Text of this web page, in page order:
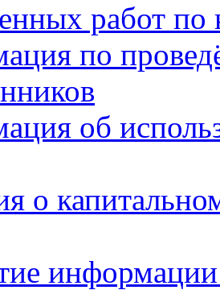
работ по
по
об
о